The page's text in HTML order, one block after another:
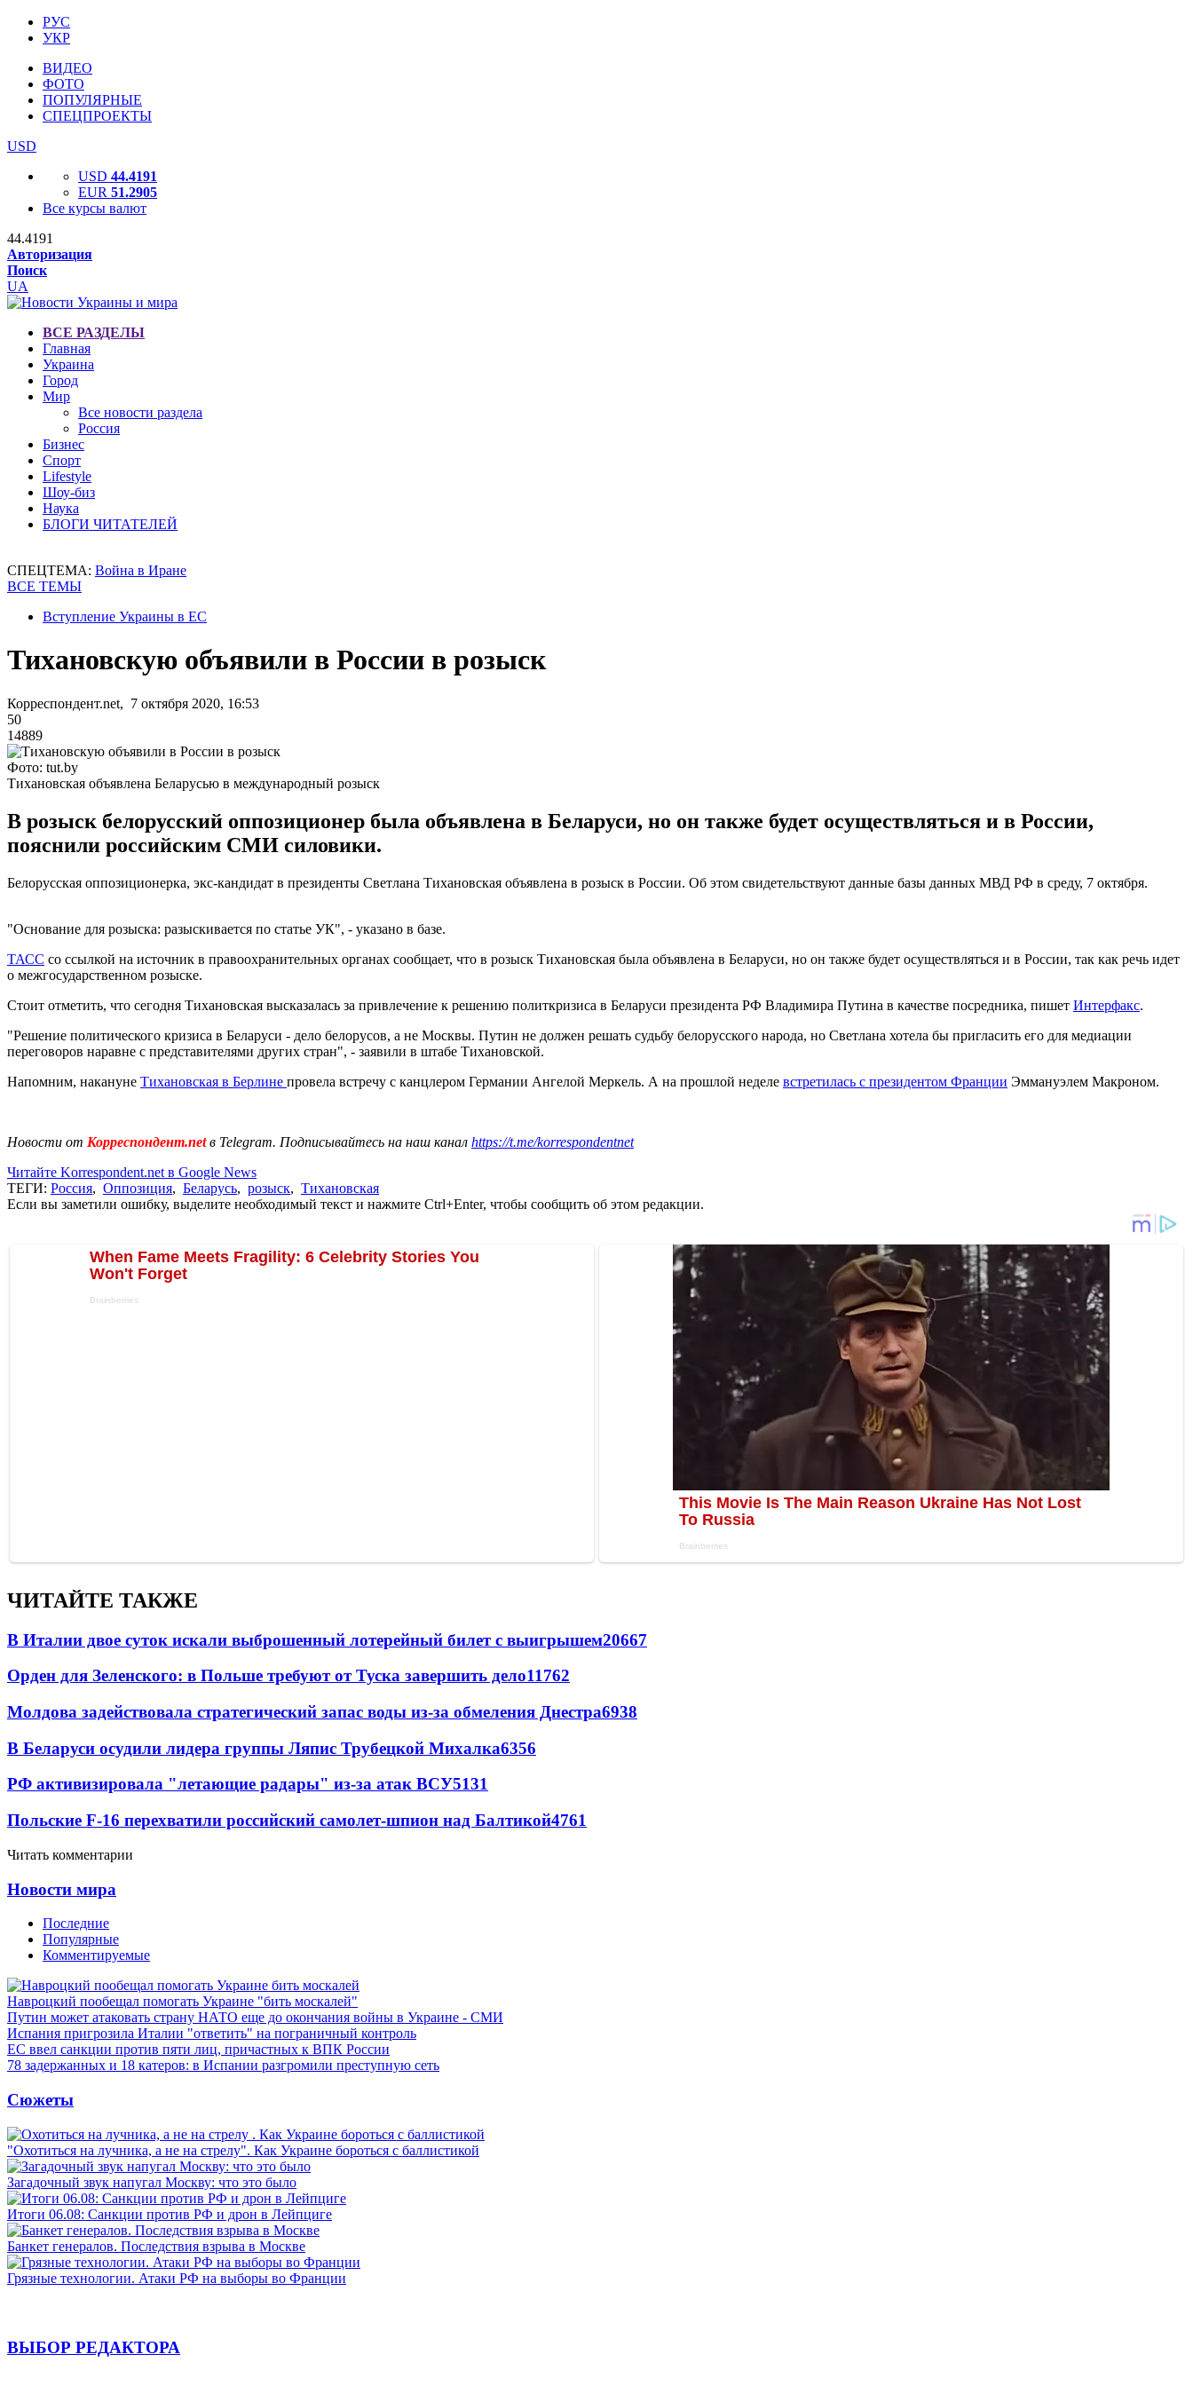
РУС
УКР
ВИДЕО
ФОТО
ПОПУЛЯРНЫЕ
СПЕЦПРОЕКТЫ
USD
USD 44.4191
EUR 51.2905
Все курсы валют
44.4191
Авторизация
Поиск
UA
ВСЕ РАЗДЕЛЫ
Главная
Украина
Город
Мир
Все новости раздела
Россия
Бизнес
Спорт
Lifestyle
Шоу-биз
Наука
БЛОГИ ЧИТАТЕЛЕЙ
СПЕЦТЕМА: Война в Иране
ВСЕ ТЕМЫ
Вступление Украины в ЕС
Тихановскую объявили в России в розыск
Корреспондент.net, 7 октября 2020, 16:53
50
14889
Фото: tut.by
Тихановская объявлена Беларусью в международный розыск
В розыск белорусский оппозиционер была объявлена в Беларуси, но он также будет осуществляться и в России,
пояснили российским СМИ силовики.
Белорусская оппозиционерка, экс-кандидат в президенты Светлана Тихановская объявлена в розыск в России. Об этом свидетельствуют данные базы данных МВД РФ в среду, 7 октября.
"Основание для розыска: разыскивается по статье УК", - указано в базе.
ТАСС со ссылкой на источник в правоохранительных органах сообщает, что в розыск Тихановская была объявлена в Беларуси, но он также будет осуществляться и в России, так как речь идет
о межгосударственном розыске.
Стоит отметить, что сегодня Тихановская высказалась за привлечение к решению политкризиса в Беларуси президента РФ Владимира Путина в качестве посредника, пишет Интерфакс.
"Решение политического кризиса в Беларуси - дело белорусов, а не Москвы. Путин не должен решать судьбу белорусского народа, но Светлана хотела бы пригласить его для медиации
переговоров наравне с представителями других стран", - заявили в штабе Тихановской.
Напомним, накануне Тихановская в Берлине провела встречу с канцлером Германии Ангелой Меркель. А на прошлой неделе встретилась с президентом Франции Эммануэлем Макроном.
Новости от Корреспондент.netв Telegram. Подписывайтесь на наш канал https://t.me/korrespondentnet
Читайте Korrespondent.net в Google News
ТЕГИ: Россия, Оппозиция, Беларусь, розыск, Тихановская
Если вы заметили ошибку, выделите необходимый текст и нажмите Ctrl+Enter, чтобы сообщить об этом редакции.
ЧИТАЙТЕ ТАКЖЕ
В Италии двое суток искали выброшенный лотерейный билет с выигрышем20667
Орден для Зеленского: в Польше требуют от Туска завершить дело11762
Молдова задействовала стратегический запас воды из-за обмеления Днестра6938
В Беларуси осудили лидера группы Ляпис Трубецкой Михалка6356
РФ активизировала "летающие радары" из-за атак ВСУ5131
Польские F-16 перехватили российский самолет-шпион над Балтикой4761
Читать комментарии
Новости мира
Последние
Популярные
Комментируемые
Навроцкий пообещал помогать Украине "бить москалей"
Путин может атаковать страну НАТО еще до окончания войны в Украине - СМИ
Испания пригрозила Италии "ответить" на пограничный контроль
ЕС ввел санкции против пяти лиц, причастных к ВПК России
78 задержанных и 18 катеров: в Испании разгромили преступную сеть
Сюжеты
"Охотиться на лучника, а не на стрелу". Как Украине бороться с баллистикой
Загадочный звук напугал Москву: что это было
Итоги 06.08: Санкции против РФ и дрон в Лейпциге
Банкет генералов. Последствия взрыва в Москве
Грязные технологии. Атаки РФ на выборы во Франции
ВЫБОР РЕДАКТОРА